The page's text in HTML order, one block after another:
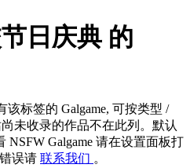
日庆典 的
标签的 Galgame, 可按类型 /
未收录的作品不在此列。默认
NSFW Galgame 请在设置面板打
误请 联系我们 。